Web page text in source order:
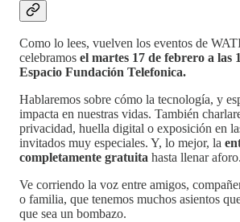
Como lo lees, vuelven los eventos de
celebramos el martes 17 de febrero a las
Espacio Fundación Telefonica.
Hablaremos sobre cómo la tecnología, y
impacta en nuestras vidas. También
privacidad, huella digital o exposición en
invitados muy especiales. Y, lo mejor, la
completamente gratuita hasta llenar aforo.
Ve corriendo la voz entre amigos,
o familia, que tenemos muchos asientos
que sea un bombazo.